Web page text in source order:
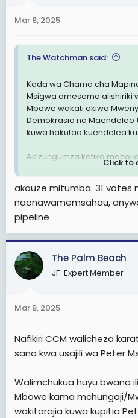
Mar 8, 2025
The Watchman said:
Kada wa Chama cha
Msigwa amesema alishiriki
Mbowe wakati akiwa
Demokrasia na Maendeleo
kuwa hakufaa kuendelea
Akizungumza katika
Ebony FM leo, Msigwa
aliamini kwa asilimia 100
ya uongozi.
ilikuwa ni kukipeleka
na demokrasia," alisema
Ameongeza kuwa,
changamoto.
"Nitawawapa
akieleza kuwa wengi
baadaye walikuja
Click to
akauze mitumba. 31 votes
naonawamemsahau,
pipeline
The Palm Beach
JF-Expert Member
Mar 8, 2025
Nafikiri CCM walicheza
sana kwa usajili wa Peter
Walimchukua huyu bwana
Mbowe kama mchungaji/
wakitarajia kuwa kupitia